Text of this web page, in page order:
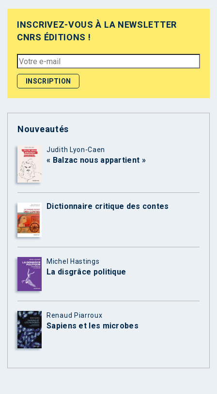
INSCRIVEZ-VOUS À LA NEWSLETTER
CNRS ÉDITIONS !
Nouveautés
Judith Lyon-Caen
« Balzac nous appartient »
Dictionnaire critique des contes
Michel Hastings
La disgrâce politique
Renaud Piarroux
Sapiens et les microbes